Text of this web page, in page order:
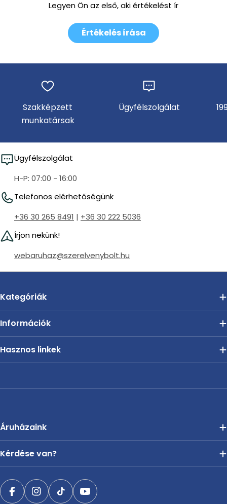
Legyen Ön az első, aki értékelést ír
Értékelés írása
Szakképzett
munkatársak
Ügyfélszolgálat
Ügyfélszolgálat
H-P: 07:00 - 16:00
Telefonos elérhetőségünk
+36 30 265 8491 | +36 30 222 5036
Írjon nekünk!
webaruhaz@szerelvenybolt.hu
Kategóriák
Információk
Hasznos linkek
Áruházaink
Kérdése van?
FacebookInstagram
TikTokYouTube